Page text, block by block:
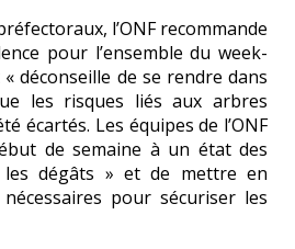
l’ONF recommande
pour l’ensemble du week-
« déconseille de se rendre dans
les risques liés aux arbres
écartés. Les équipes de l’ONF
de semaine à un état des
les dégâts » et de mettre en
pour sécuriser les